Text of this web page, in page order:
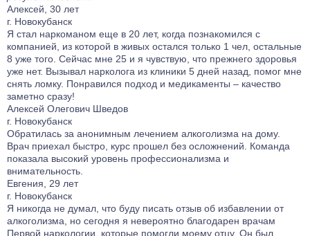
Алексей, 30 лет
г. Новокубанск
Я стал наркоманом еще в 20 лет, когда познакомился с
компанией, из которой в живых остался только 1 чел, остальные
8 уже того. Сейчас мне 25 и я чувствую, что прежнего здоровья
уже нет. Вызывал нарколога из клиники 5 дней назад, помог мне
снять ломку. Понравился подход и медикаменты – качество
заметно сразу!
Алексей Олегович Шведов
г. Новокубанск
Обратилась за анонимным лечением алкоголизма на дому.
Врач приехал быстро, курс прошел без осложнений. Команда
показала высокий уровень профессионализма и
внимательность.
Евгения, 29 лет
г. Новокубанск
Я никогда не думал, что буду писать отзыв об избавлении от
алкоголизма, но сегодня я невероятно благодарен врачам
Первой наркологии, которые помогли моему отцу. Он был